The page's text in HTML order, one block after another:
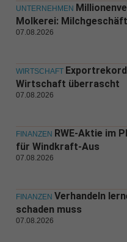
UNTERNEHMEN
Molkerei:
07.08.2026
WIRTSCHAFT
Wirtschaft überrascht
07.08.2026
FINANZEN RWE-Aktie im
für Windkraft-Aus
07.08.2026
FINANZEN Verhandeln
schaden muss
07.08.2026